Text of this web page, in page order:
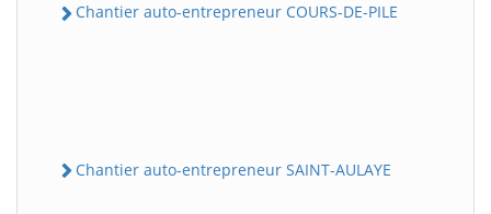
Chantier auto-entrepreneur COURS-DE-PILE
Chantier auto-entrepreneur SAINT-AULAYE